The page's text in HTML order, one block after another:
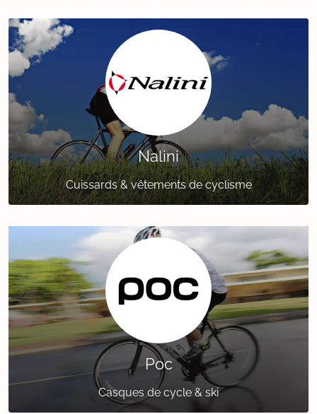
Nalini
Cuissards & vêtements de cyclisme
Poc
Casques de cycle & ski